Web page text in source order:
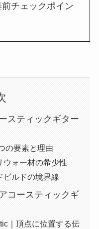
チェックポイン
スティックギター
の要素と理由
ウォー材の希少性
ビルドの境界線
コースティックギ
｜頂点に位置する伝